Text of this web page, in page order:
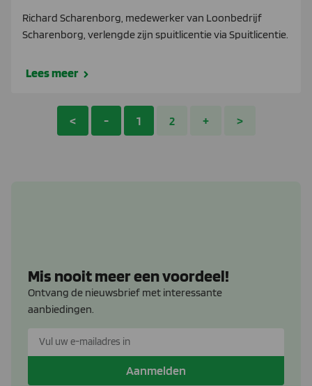
Richard Scharenborg, medewerker van Loonbedrijf
Scharenborg, verlengde zijn spuitlicentie via Spuitlicentie.
Lees meer
< - 1 2 + >
Mis nooit meer een voordeel!
Ontvang de nieuwsbrief met interessante
aanbiedingen.
Aanmelden